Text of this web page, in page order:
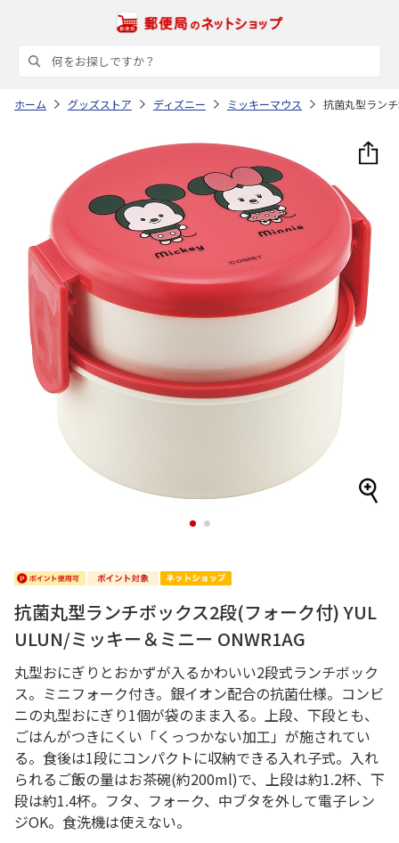
ホーム グッズストア ディズニー ミッキーマウス 抗菌丸型ラン
1 2
抗菌丸型ランチボックス2段(フォーク付) YUL
ULUN/ミッキー＆ミニー ONWR1AG
丸型おにぎりとおかずが入るかわいい2段式ランチボック
ス。ミニフォーク付き。銀イオン配合の抗菌仕様。コンビ
ニの丸型おにぎり1個が袋のまま入る。上段、下段とも、
ごはんがつきにくい「くっつかない加工」が施されてい
る。食後は1段にコンパクトに収納できる入れ子式。入れ
られるご飯の量はお茶碗(約200ml)で、上段は約1.2杯、下
段は約1.4杯。フタ、フォーク、中ブタを外して電子レン
ジOK。食洗機は使えない。